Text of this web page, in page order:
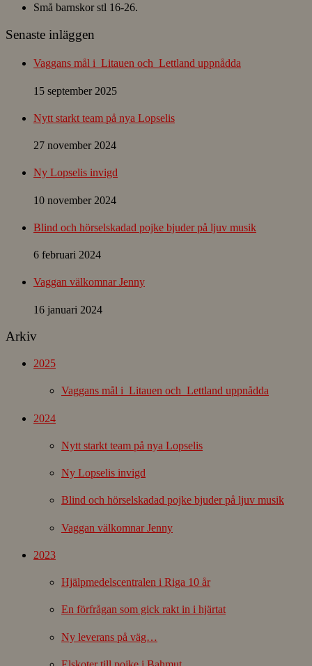
Små barnskor stl 16-26.
Senaste inläggen
Vaggans mål i Litauen och Lettland uppnådda
15 september 2025
Nytt starkt team på nya Lopselis
27 november 2024
Ny Lopselis invigd
10 november 2024
Blind och hörselskadad pojke bjuder på ljuv musik
6 februari 2024
Vaggan välkomnar Jenny
16 januari 2024
Arkiv
2025
Vaggans mål i Litauen och Lettland uppnådda
2024
Nytt starkt team på nya Lopselis
Ny Lopselis invigd
Blind och hörselskadad pojke bjuder på ljuv musik
Vaggan välkomnar Jenny
2023
Hjälpmedelscentralen i Riga 10 år
En förfrågan som gick rakt in i hjärtat
Ny leverans på väg…